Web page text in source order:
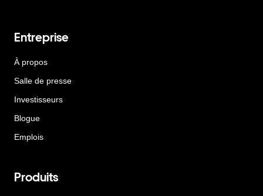
Entreprise
À propos
Salle de presse
Investisseurs
Blogue
Emplois
Produits